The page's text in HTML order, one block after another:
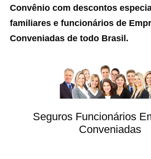
Convênio com descontos
familiares e funcionários de
Conveniadas de todo Brasil.
Seguros Funcionários
Conveniadas